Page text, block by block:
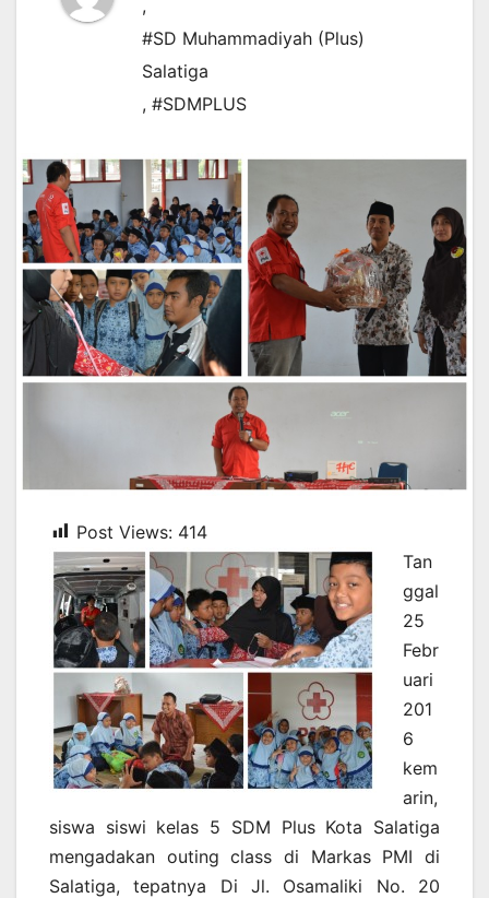
,
#SD Muhammadiyah (Plus)
Salatiga
, #SDMPLUS
Post Views: 414
Tan
ggal
25
Febr
uari
201
6
kem
arin,
siswa siswi kelas 5 SDM Plus Kota Salatiga
mengadakan outing class di Markas PMI di
Salatiga, tepatnya Di Jl. Osamaliki No. 20